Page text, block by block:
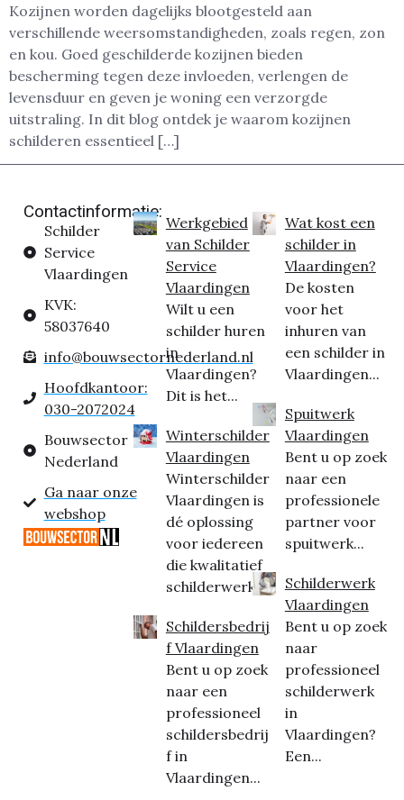
Kozijnen worden dagelijks blootgesteld aan
verschillende weersomstandigheden, zoals regen, zon
en kou. Goed geschilderde kozijnen bieden
bescherming tegen deze invloeden, verlengen de
levensduur en geven je woning een verzorgde
uitstraling. In dit blog ontdek je waarom kozijnen
schilderen essentieel […]
Contactinformatie:
Schilder
Service
Vlaardingen
KVK:
58037640
info@bouwsectornederland.nl
Hoofdkantoor:
030-2072024
Bouwsector
Nederland
Ga naar onze
webshop
Werkgebied
van Schilder
Service
Vlaardingen
Wilt u een
schilder huren
in
Vlaardingen?
Dit is het...
Winterschilder
Vlaardingen
Winterschilder
Vlaardingen is
dé oplossing
voor iedereen
die kwalitatief
schilderwerk...
Schildersbedrij
f Vlaardingen
Bent u op zoek
naar een
professioneel
schildersbedrij
f in
Vlaardingen...
Wat kost een
schilder in
Vlaardingen?
De kosten
voor het
inhuren van
een schilder in
Vlaardingen...
Spuitwerk
Vlaardingen
Bent u op zoek
naar een
professionele
partner voor
spuitwerk...
Schilderwerk
Vlaardingen
Bent u op zoek
naar
professioneel
schilderwerk
in
Vlaardingen?
Een...